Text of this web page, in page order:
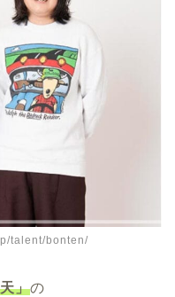
talent/bonten/
」の